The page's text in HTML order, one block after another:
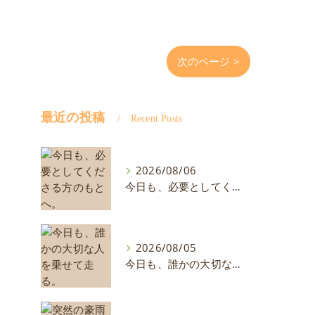
次のページ >
最近の投稿 Recent Posts
2026/08/06
今日も、必要としてくださる方のもとへ。
2026/08/05
今日も、誰かの大切な人を乗せて走る。